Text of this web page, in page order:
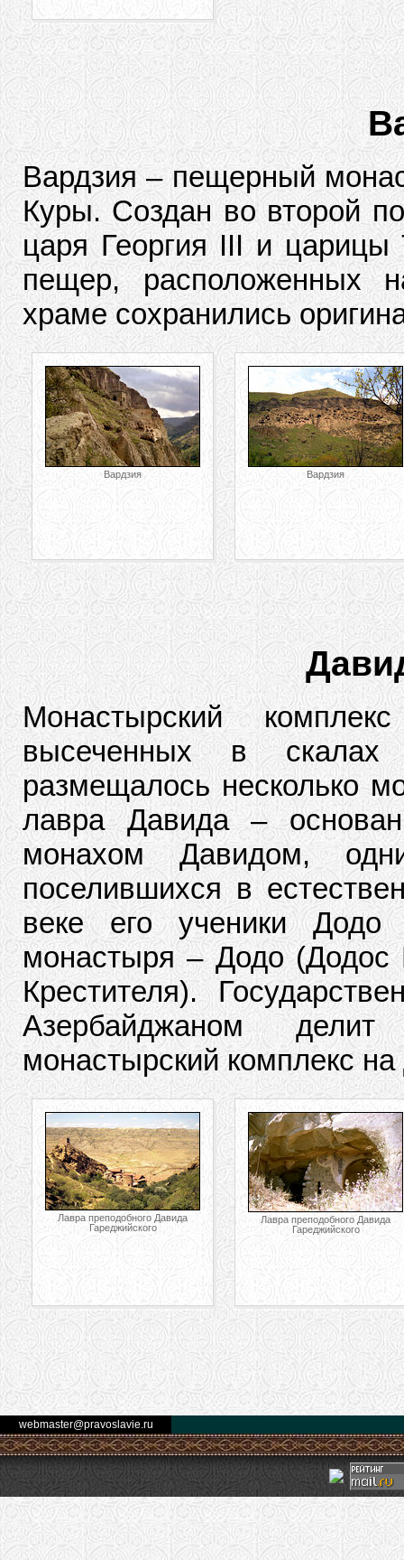
Вардзия – пещерный
Куры. Создан во второй
царя Георгия III и
пещер, расположенных
храме сохранились
Вардзия Вардзия
Монастырский
высеченных в
размещалось несколько
лавра Давида –
монахом Давидом,
поселившихся в
веке его ученики
монастыря – Додо
Крестителя).
Азербайджаном делит
монастырский комплекс на
Лавра преподобного Давида
Гареджийского
Лавра преподобного Давида
Гареджийского
webmaster@pravoslavie.ru